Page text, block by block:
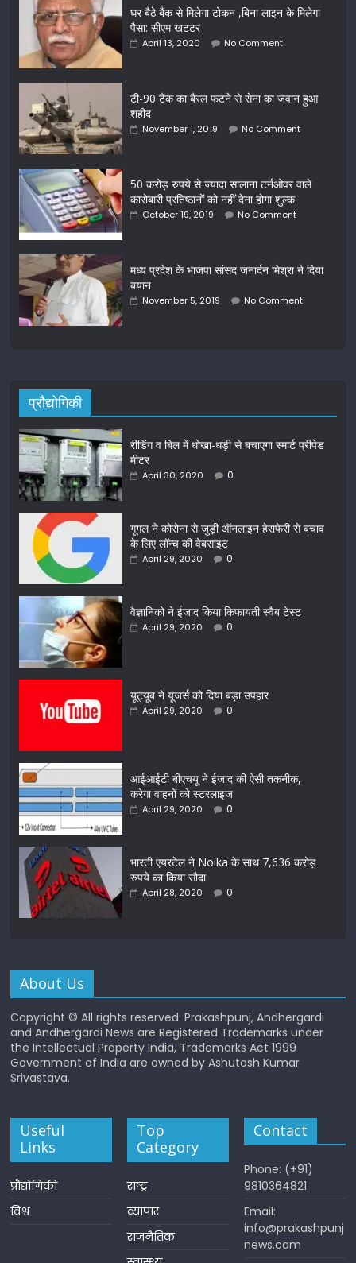
घर बैठे बैंक से मिलेगा टोकन ,बिना लाइन के मिलेगा
पैसा: सीएम खटटर
April 13, 2020 No Comment
टी-90 टैंक का बैरल फटने से सेना का जवान हुआ
शहीद
November 1, 2019 No Comment
50 करोड़ रुपये से ज्यादा सालाना टर्नओवर वाले
कारोबारी प्रतिष्ठानों को नहीं देना होगा शुल्क
October 19, 2019 No Comment
मध्य प्रदेश के भाजपा सांसद जनार्दन मिश्रा ने दिया
बयान
November 5, 2019 No Comment
प्रौद्योगिकी
रीडिंग व बिल में धोखा-धड़ी से बचाएगा स्मार्ट प्रीपेड
मीटर
April 30, 2020 0
गूगल ने कोरोना से जुड़ी ऑनलाइन हेराफेरी से बचाव
के लिए लॉन्च की वेबसाइट
April 29, 2020 0
वैज्ञानिको ने ईजाद किया किफायती स्वैब टेस्ट
April 29, 2020 0
यूट्यूब ने यूजर्स को दिया बड़ा उपहार
April 29, 2020 0
आईआईटी बीएचयू ने ईजाद की ऐसी तकनीक,
करेगा वाहनों को स्टरलाइज
April 29, 2020 0
भारती एयरटेल ने Noika के साथ 7,636 करोड़
रुपये का किया सौदा
April 28, 2020 0
About Us
Copyright © All rights reserved. Prakashpunj, Andhergardi
and Andhergardi News are Registered Trademarks under
the Intellectual Property India, Trademarks Act 1999
Government of India are owned by Ashutosh Kumar
Srivastava.
Useful
Links
प्रौद्योगिकी
विश्व
Top
Category
राष्ट्र
व्यापार
राजनैतिक
Contact
Phone: (+91)
9810364821
Email:
info@prakashpunj
news.com